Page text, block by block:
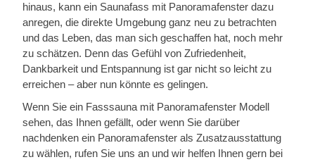
hinaus, kann ein Saunafass mit Panoramafenster dazu
anregen, die direkte Umgebung ganz neu zu betrachten
und das Leben, das man sich geschaffen hat, noch mehr
zu schätzen. Denn das Gefühl von Zufriedenheit,
Dankbarkeit und Entspannung ist gar nicht so leicht zu
erreichen – aber nun könnte es gelingen.
Wenn Sie ein Fasssauna mit Panoramafenster Modell
sehen, das Ihnen gefällt, oder wenn Sie darüber
nachdenken ein Panoramafenster als Zusatzausstattung
zu wählen, rufen Sie uns an und wir helfen Ihnen gern bei